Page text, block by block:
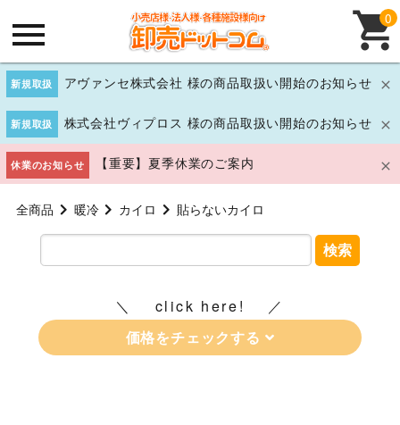
新規取扱 アヴァンセ株式会社 様の商品取扱い開始のお知らせ
新規取扱 株式会社ヴィプロス 様の商品取扱い開始のお知らせ
休業のお知らせ 【重要】夏季休業のご案内
0
全商品 暖冷 カイロ 貼らないカイロ
検索
click here!
価格をチェックする